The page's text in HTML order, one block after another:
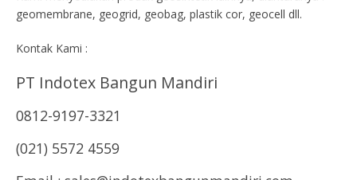
geomembrane, geogrid, geobag, plastik cor, geocell dll.
Kontak Kami :
PT Indotex Bangun Mandiri
0812-9197-3321
(021) 5572 4559